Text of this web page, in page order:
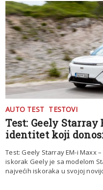
AUTO TEST TESTOVI
Test: Geely
identitet koji
Test: Geely Starray EM-i Maxx
iskorak Geely je sa modelom
najvećih iskoraka u svojoj